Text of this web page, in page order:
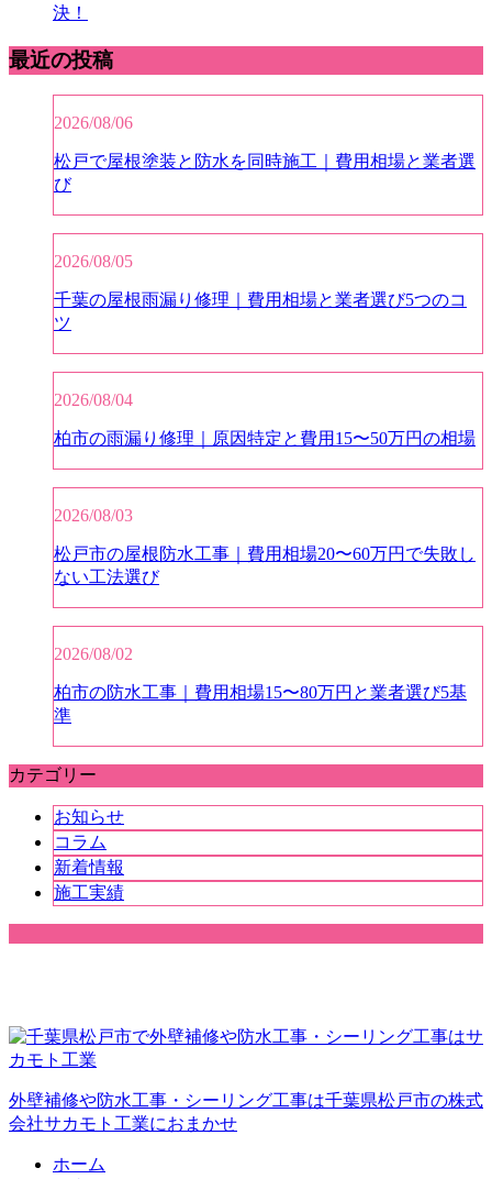
決！
最近の投稿
2026/08/06
松戸で屋根塗装と防水を同時施工｜費用相場と業者選
び
2026/08/05
千葉の屋根雨漏り修理｜費用相場と業者選び5つのコ
ツ
2026/08/04
柏市の雨漏り修理｜原因特定と費用15〜50万円の相場
2026/08/03
松戸市の屋根防水工事｜費用相場20〜60万円で失敗し
ない工法選び
2026/08/02
柏市の防水工事｜費用相場15〜80万円と業者選び5基
準
カテゴリー
お知らせ
コラム
新着情報
施工実績
外壁補修や防水工事・シーリング工事は千葉県松戸市の株式
会社サカモト工業におまかせ
ホーム